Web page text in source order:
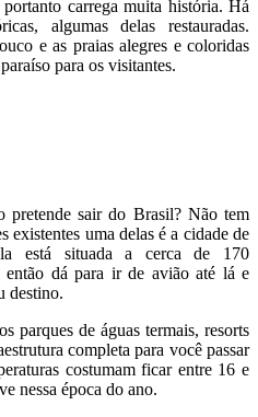
carrega muita história. Há
algumas delas restauradas.
e as praias alegres e coloridas
para os visitantes.
pretende sair do Brasil? Não tem
existentes uma delas é a cidade de
está situada a cerca de 170
dá para ir de avião até lá e
destino.
parques de águas termais, resorts
completa para você passar
costumam ficar entre 16 e
nessa época do ano.